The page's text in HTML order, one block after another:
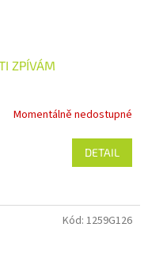
ZPÍVÁM
Momentálně nedostupné
DETAIL
Kód: 1259G126